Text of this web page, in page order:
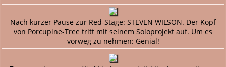
Nach kurzer Pause zur Red-Stage: STEVEN WILSON. Der Kopf
von Porcupine-Tree tritt mit seinem Soloprojekt auf. Um es
vorweg zu nehmen: Genial!